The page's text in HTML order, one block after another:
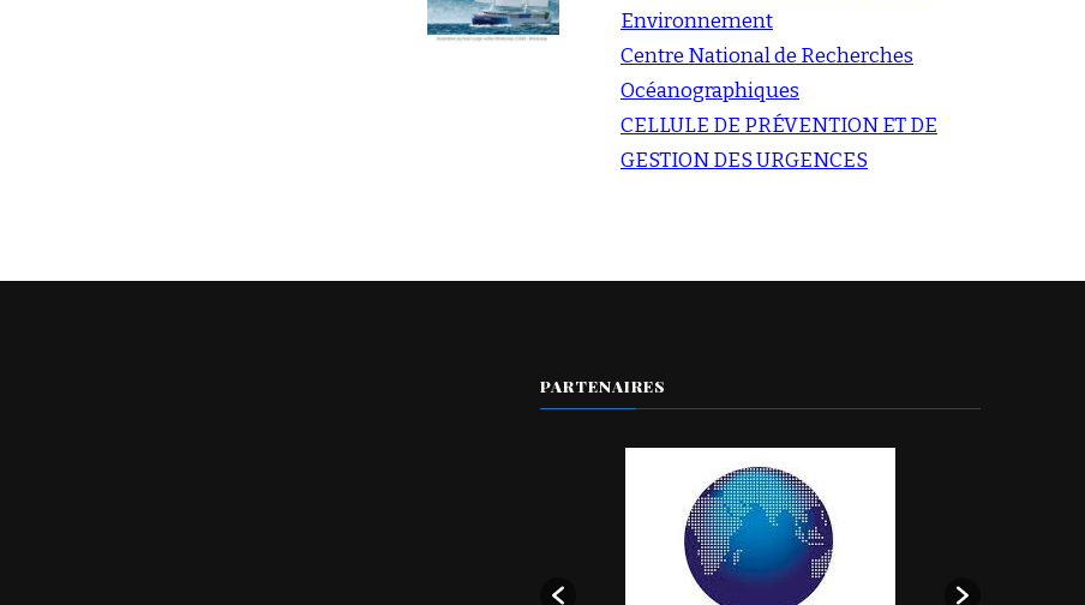
Environnement
Centre National de Recherches
Océanographiques
CELLULE DE PRÉVENTION ET DE
GESTION DES URGENCES
PARTENAIRES